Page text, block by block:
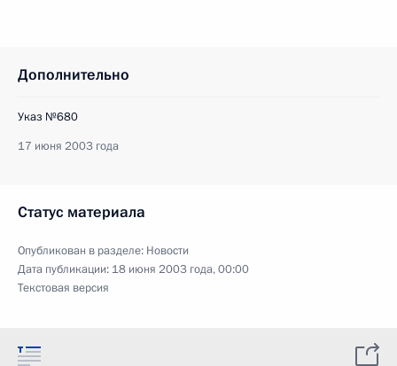
Дополнительно
Указ №680
17 июня 2003 года
Статус материала
Опубликован в разделе: Новости
Дата публикации: 18 июня 2003 года, 00:00
Текстовая версия